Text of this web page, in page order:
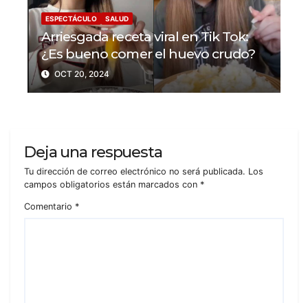
ESPECTÁCULO SALUD
Arriesgada receta viral en Tik Tok:
¿Es bueno comer el huevo crudo?
OCT 20, 2024
Deja una respuesta
Tu dirección de correo electrónico no será publicada. Los
campos obligatorios están marcados con *
Comentario *